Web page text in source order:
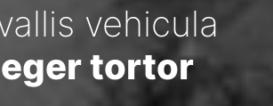
vehicula
tortor